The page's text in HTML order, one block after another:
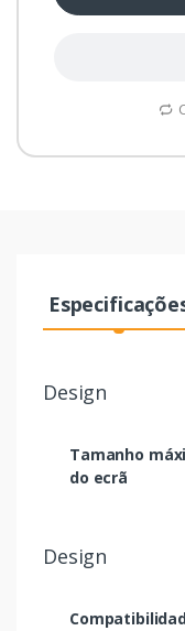
Design
Tamanho
do ecrã
Design